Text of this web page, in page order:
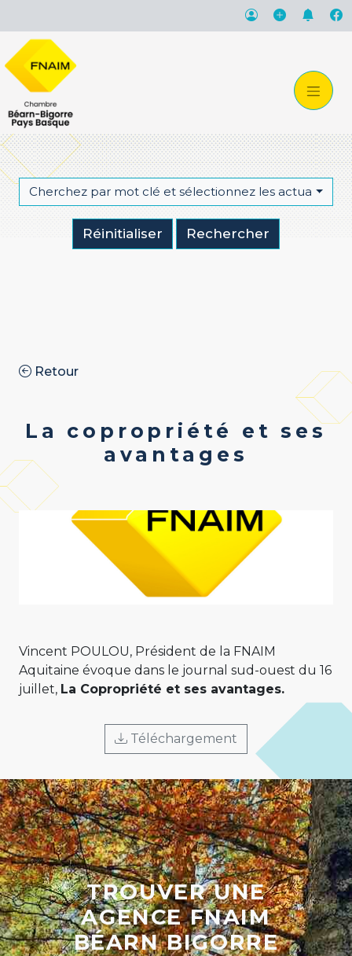
Cherchez par mot clé et sélectionnez les actualités
Réinitialiser Rechercher
Retour
La copropriété et ses
avantages
Vincent POULOU, Président de la FNAIM
Aquitaine évoque dans le journal sud-ouest du 16
juillet, La Copropriété et ses avantages.
Téléchargement
TROUVER UNE
AGENCE FNAIM
BÉARN BIGORRE